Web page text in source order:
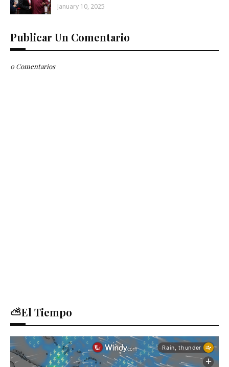
January 10, 2025
Publicar Un Comentario
0 Comentarios
⛅El Tiempo